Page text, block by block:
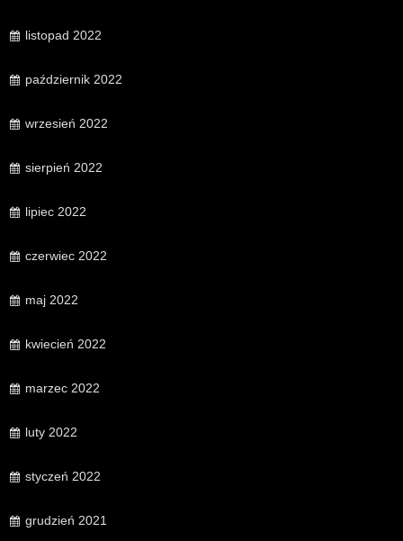
listopad 2022
październik 2022
wrzesień 2022
sierpień 2022
lipiec 2022
czerwiec 2022
maj 2022
kwiecień 2022
marzec 2022
luty 2022
styczeń 2022
grudzień 2021